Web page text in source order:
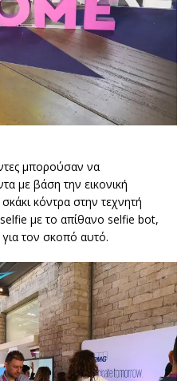
μπορούσαν να
με βάση την εικονική
κόντρα στην τεχνητή
με το απίθανο selfie bot,
τον σκοπό αυτό.